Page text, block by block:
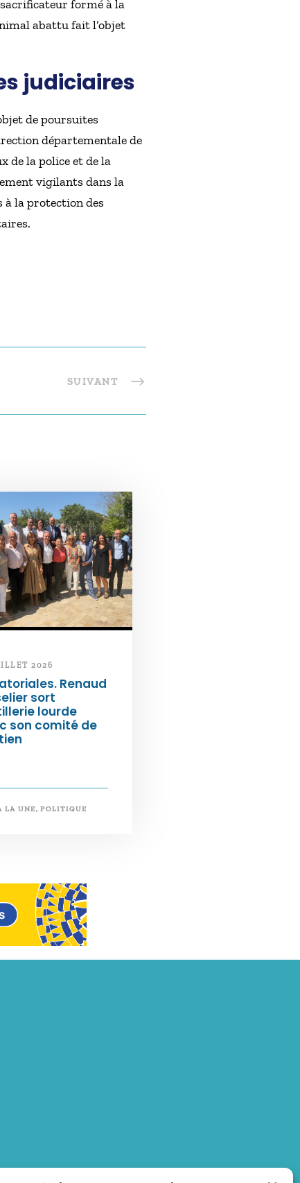
formé à la
abattu fait l’objet
judiciaires
de poursuites
départementale de
de la police et de la
vigilants dans la
à la protection des
SUIVANT
2026
Renaud
sort
lourde
son comité de
LA UNE, POLITIQUE